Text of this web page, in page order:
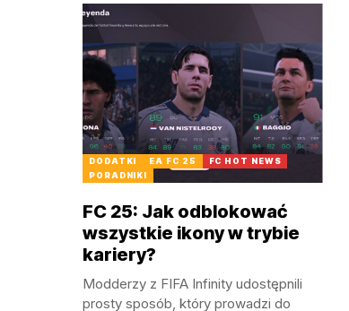
DODATKI EA FC 25
FC HOT NEWS
PORADNIKI
FC 25: Jak odblokować
wszystkie ikony w trybie
kariery?
Modderzy z FIFA Infinity udostępnili
prosty sposób, który prowadzi do